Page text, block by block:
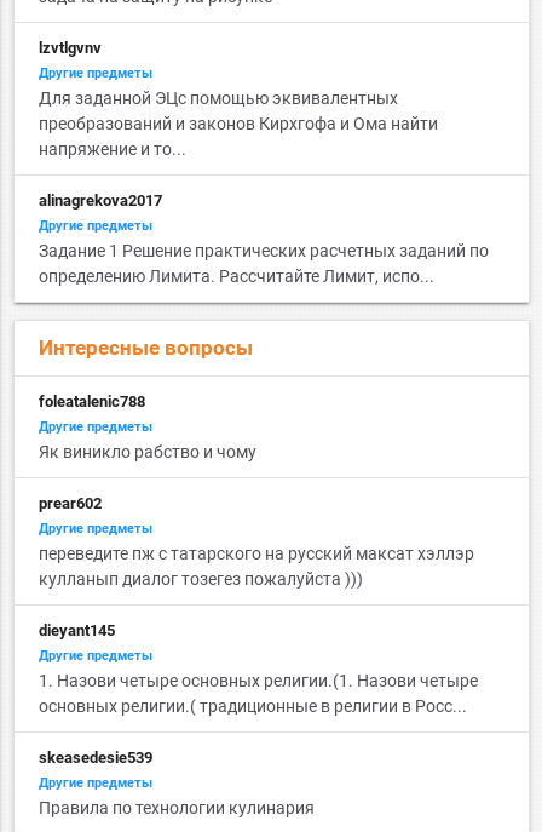
lzvtlgvnv
Другие предметы
Для заданной ЭЦс помощью эквивалентных
преобразований и законов Кирхгофа и Ома найти
напряжение и то...
alinagrekova2017
Другие предметы
Задание 1 Решение практических расчетных заданий по
определению Лимита. Рассчитайте Лимит, испо...
Интересные вопросы
foleatalenic788
Другие предметы
Як виникло рабство и чому
prear602
Другие предметы
переведите пж с татарского на русский максат хэллэр
кулланып диалог тозегез пожалуйста )))
dieyant145
Другие предметы
1. Назови четыре основных религии.(1. Назови четыре
основных религии.( традиционные в религии в Росс...
skeasedesie539
Другие предметы
Правила по технологии кулинария